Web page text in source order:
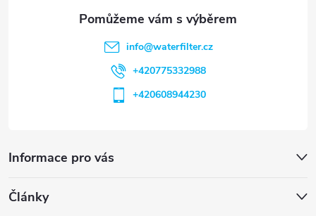
Informace pro vás
Články
info@waterfilter.cz
+420775332988
+420608944230